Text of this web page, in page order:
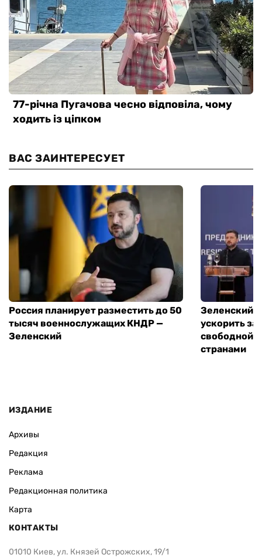
ВАС ЗАИНТЕРЕСУЕТ
Россия планирует разместить до 50
тысяч военнослужащих КНДР —
Зеленский
Зеленский
ускорить
свободной
странами
ИЗДАНИЕ
Архивы
Редакция
Реклама
Редакционная политика
Карта
КОНТАКТЫ
01010 Киев, ул. Князей Острожских, 19/1